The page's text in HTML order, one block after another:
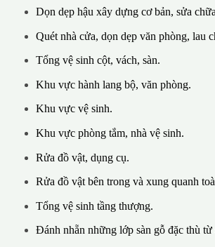
Dọn dẹp hậu xây dựng cơ bản, sửa
Quét nhà cửa, dọn dẹp văn phòng, lau
Tổng vệ sinh cột, vách, sàn.
Khu vực hành lang bộ, văn phòng.
Khu vực vệ sinh.
Khu vực phòng tắm, nhà vệ sinh.
Rửa đồ vật, dụng cụ.
Rửa đồ vật bên trong và xung quanh
Tổng vệ sinh tầng thượng.
Đánh nhẵn những lớp sàn gỗ đặc thù